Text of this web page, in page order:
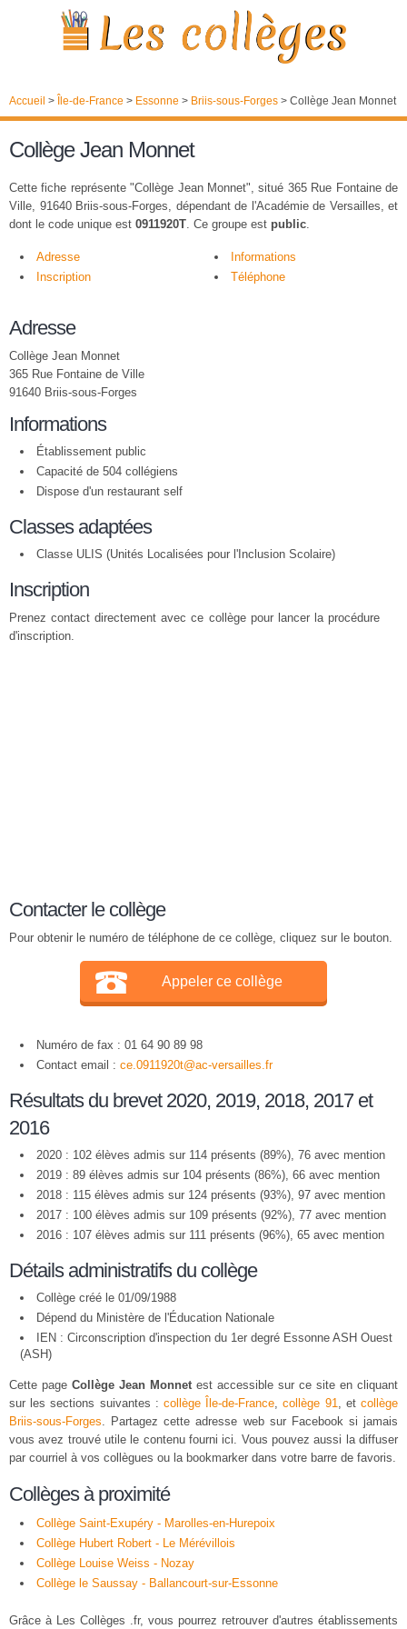
Accueil > Île-de-France > Essonne > Briis-sous-Forges > Collège Jean Monnet
Collège Jean Monnet
Cette fiche représente "Collège Jean Monnet", situé 365 Rue Fontaine de
Ville, 91640 Briis-sous-Forges, dépendant de l'Académie de Versailles, et
dont le code unique est 0911920T. Ce groupe est public.
Adresse
Informations
Inscription
Téléphone
Adresse
Collège Jean Monnet
365 Rue Fontaine de Ville
91640 Briis-sous-Forges
Informations
Établissement public
Capacité de 504 collégiens
Dispose d'un restaurant self
Classes adaptées
Classe ULIS (Unités Localisées pour l'Inclusion Scolaire)
Inscription
Prenez contact directement avec ce collège pour lancer la procédure
d'inscription.
Contacter le collège
Pour obtenir le numéro de téléphone de ce collège, cliquez sur le bouton.
Appeler ce collège
Numéro de fax : 01 64 90 89 98
Contact email : ce.0911920t@ac-versailles.fr
Résultats du brevet 2020, 2019, 2018, 2017 et
2016
2020 : 102 élèves admis sur 114 présents (89%), 76 avec mention
2019 : 89 élèves admis sur 104 présents (86%), 66 avec mention
2018 : 115 élèves admis sur 124 présents (93%), 97 avec mention
2017 : 100 élèves admis sur 109 présents (92%), 77 avec mention
2016 : 107 élèves admis sur 111 présents (96%), 65 avec mention
Détails administratifs du collège
Collège créé le 01/09/1988
Dépend du Ministère de l'Éducation Nationale
IEN : Circonscription d'inspection du 1er degré Essonne ASH Ouest
(ASH)
Cette page Collège Jean Monnetest accessible sur ce site en cliquant
sur les sections suivantes : collège Île-de-France,collège 91, etcollège
Briis-sous-Forges. Partagez cette adresse web sur Facebook si jamais
vous avez trouvé utile le contenu fourni ici. Vous pouvez aussi la diffuser
par courriel à vos collègues ou la bookmarker dans votre barre de favoris.
Collèges à proximité
Collège Saint-Exupéry - Marolles-en-Hurepoix
Collège Hubert Robert - Le Mérévillois
Collège Louise Weiss - Nozay
Collège le Saussay - Ballancourt-sur-Essonne
Grâce à Les Collèges .fr, vous pourrez retrouver d'autres établissements